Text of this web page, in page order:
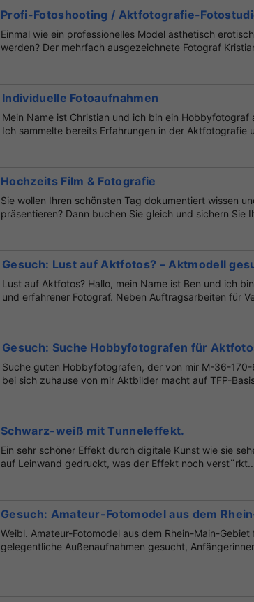
Profi-Fotoshooting / Aktfotografie-
Einmal wie ein professionelles Model ästhetisch
werden? Der mehrfach ausgezeichnete Fotograf
Individuelle Fotoaufnahmen
Mein Name ist Christian und ich bin ein Hobbyfotograf
Ich sammelte bereits Erfahrungen in der Aktfotografie
Hochzeits Film & Fotografie
Sie wollen Ihren schönsten Tag dokumentiert wissen
präsentieren? Dann buchen Sie gleich und sichern Sie
Gesuch: Lust auf Aktfotos? – Aktmodell
Lust auf Aktfotos? Hallo, mein Name ist Ben und ich
und erfahrener Fotograf. Neben Auftragsarbeiten für
Gesuch: Suche Hobbyfotografen für
Suche guten Hobbyfotografen, der von mir M-36-
bei sich zuhause von mir Aktbilder macht auf TFP-
Schwarz-weiß mit Tunneleffekt.
Ein sehr schöner Effekt durch digitale Kunst wie sie
auf Leinwand gedruckt, was der Effekt noch
Gesuch: Amateur-Fotomodel aus dem
Weibl. Amateur-Fotomodel aus dem Rhein-Main-Gebiet
gelegentliche Außenaufnahmen gesucht,